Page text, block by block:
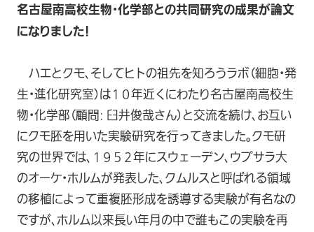
名古屋南高校生物・化学部との共同研究の成果が論文
になりました！
ハエとクモ、そしてヒトの祖先を知ろうラボ（細胞・発
生・進化研究室）は１０年近くにわたり名古屋南高校生
物・化学部（顧問: 臼井俊哉さん）と交流を続け、お互い
にクモ胚を用いた実験研究を行ってきました。クモ研
究の世界では、１９５２年にスウェーデン、ウプサラ大
のオーケ・ホルムが発表した、クムルスと呼ばれる領域
の移植によって重複胚形成を誘導する実験が有名なの
ですが、ホルム以来長い年月の中で誰もこの実験を再